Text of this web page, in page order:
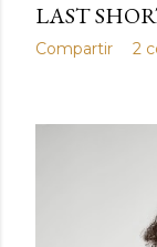
LAST
Compartir 2